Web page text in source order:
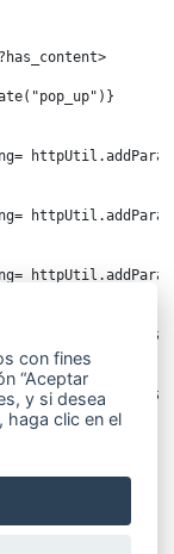
con fines
“Aceptar
y si desea
haga clic en el